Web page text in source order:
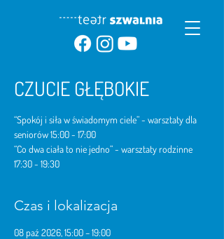
CZUCIE GŁĘBOKIE
“Spokój i siła w świadomym ciele” - warsztaty dla
seniorów 15:00 - 17:00
“Co dwa ciała to nie jedno” - warsztaty rodzinne
17:30 - 19:30
Czas i lokalizacja
08 paź 2026, 15:00 – 19:00